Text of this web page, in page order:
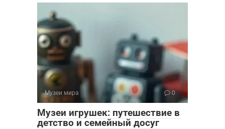
Музеи мира 0
Музеи игрушек: путешествие в
детство и семейный досуг